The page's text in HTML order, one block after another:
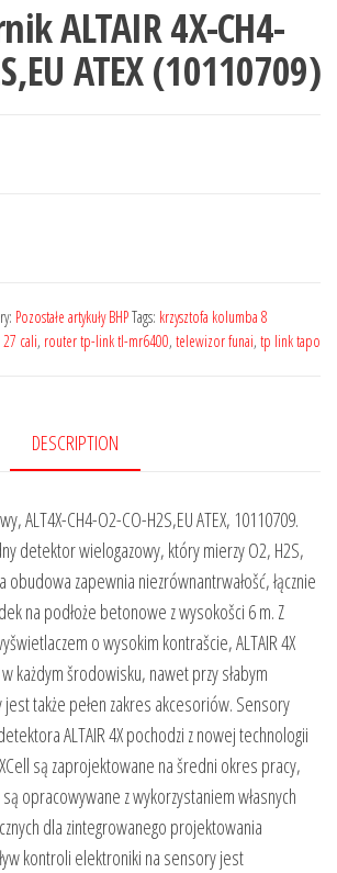
ALTAIR 4X-CH4-
ATEX (10110709)
Pozostałe artykuły BHPTags: krzysztofa kolumba 8
cali, router tp-link tl-mr6400, telewizor funai, tp link tapo
DESCRIPTION
ALT4X-CH4-O2-CO-H2S,EU ATEX, 10110709.
detektor wielogazowy, który mierzy O2, H2S,
obudowa zapewnia niezrównantrwałošć, łącznie
na podłoże betonowe z wysokošci 6 m. Z
o wysokim kontrašcie, ALTAIR 4X
każdym šrodowisku, nawet przy słabym
także pełen zakres akcesoriów. Sensory
ALTAIR 4X pochodzi z nowej technologii
są zaprojektowane na šredni okres pracy,
są opracowywane z wykorzystaniem własnych
dla zintegrowanego projektowania
kontroli elektroniki na sensory jest